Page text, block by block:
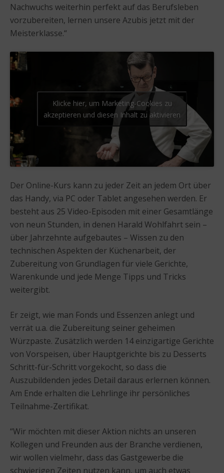
Nachwuchs weiterhin perfekt auf das Berufsleben
vorzubereiten, lernen unsere Azubis jetzt mit der
Meisterklasse.“
Klicke hier, um Marketing-Cookies zu
akzeptieren und diesen Inhalt zu aktivieren
Der Online-Kurs kann zu jeder Zeit an jedem Ort über
das Handy, via PC oder Tablet angesehen werden. Er
besteht aus 25 Video-Episoden mit einer Gesamtlänge
von neun Stunden, in denen Harald Wohlfahrt sein –
über Jahrzehnte aufgebautes – Wissen zu den
technischen Aspekten der Küchenarbeit, der
Zubereitung von Grundlagen für viele Gerichte,
Warenkunde und jede Menge Tipps und Tricks
weitergibt.
Er zeigt, wie man Fonds und Essenzen anlegt und
verrät u.a. die Zubereitung seiner geheimen
Würzpaste. Zusätzlich werden 14 einzigartige Gerichte
von Vorspeisen, über Hauptgerichte bis zu Desserts
Schritt-für-Schritt vorgekocht, so dass die
Auszubildenden jedes Detail daraus erlernen können.
Am Ende erhalten die Lehrlinge ihr persönliches
Teilnahme-Zertifikat.
“Wir möchten mit dieser Aktion nichts an unseren
Kollegen und Freunden aus der Branche verdienen,
wir wollen vielmehr, dass das Gastgewerbe die
schwierigen Zeiten nutzen kann, um auch etwas